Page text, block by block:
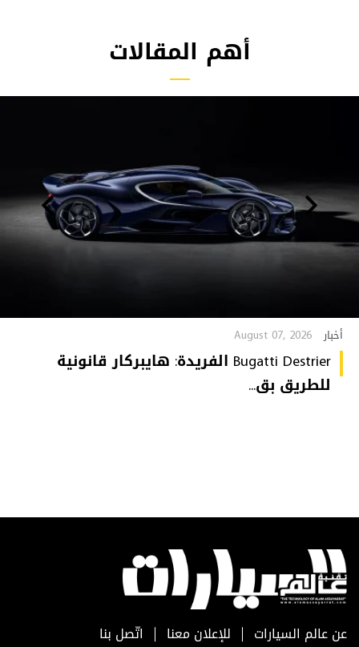
أهم المقالات
أخبار August 07, 2026
Bugatti Destrier الفريدة: هايبركار قانونية
للطريق بق...
عن عالم السيارات للإعلان معنا اتّصل بنا